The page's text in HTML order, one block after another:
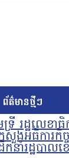
ព័ត៌មានថ្មីៗ
រដ្ឋលេខាធិ
ងអធិការកិច្
កនាំរដ្ឋបាល